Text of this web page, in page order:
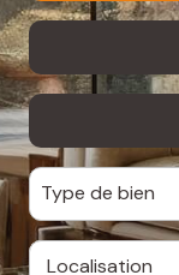
CONTACT
De l'immo pro
Type de bien